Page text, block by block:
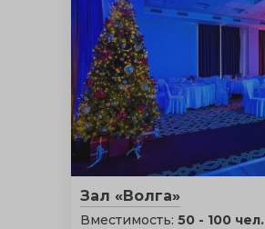
Зал «Волга»
Вместимость: 50 - 100 чел.